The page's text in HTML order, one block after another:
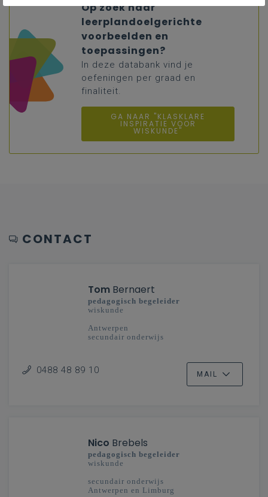
Op zoek naar
leerplandoelgerichte
voorbeelden en
toepassingen?
In deze databank vind je
oefeningen per graad en
finaliteit.
GA NAAR "KLASKLARE
INSPIRATIE VOOR
WISKUNDE"
CONTACT
Tom Bernaert
pedagogisch begeleider
wiskunde
Antwerpen
secundair onderwijs
0488 48 89 10 MAIL
Nico Brebels
pedagogisch begeleider
wiskunde
secundair onderwijs
Antwerpen en Limburg